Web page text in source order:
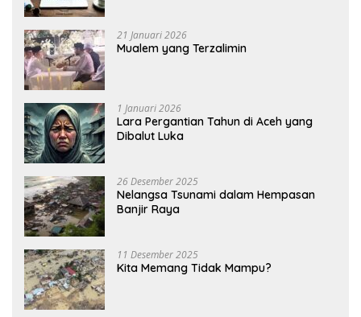
21 Januari 2026
Mualem yang Terzalimin
1 Januari 2026
Lara Pergantian Tahun di Aceh yang
Dibalut Luka
26 Desember 2025
Nelangsa Tsunami dalam Hempasan
Banjir Raya
11 Desember 2025
Kita Memang Tidak Mampu?